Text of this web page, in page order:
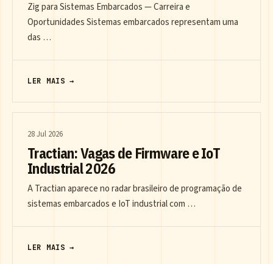
Zig para Sistemas Embarcados — Carreira e
Oportunidades Sistemas embarcados representam uma
das …
LER MAIS →
28 Jul 2026
Tractian: Vagas de Firmware e IoT
Industrial 2026
A Tractian aparece no radar brasileiro de programação de
sistemas embarcados e IoT industrial com …
LER MAIS →